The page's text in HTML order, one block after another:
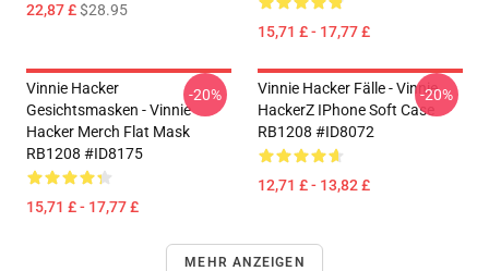
22,87 £$28.95
15,71 £ - 17,77 £
Vinnie Hacker
Gesichtsmasken - Vinnie
Hacker Merch Flat Mask
RB1208 #ID8175
15,71 £ - 17,77 £
-20%
Vinnie Hacker Fälle - Vinnie
HackerZ IPhone Soft Case
RB1208 #ID8072
12,71 £ - 13,82 £
-20%
MEHR ANZEIGEN